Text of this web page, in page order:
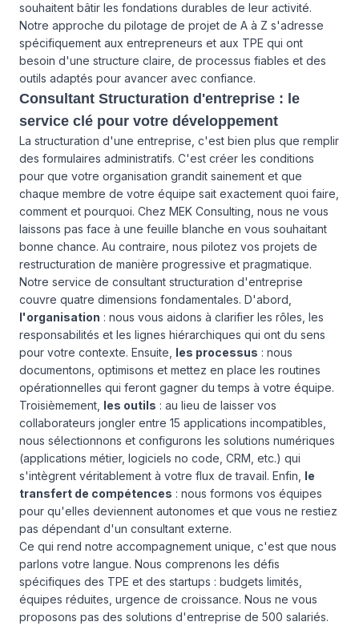
souhaitent bâtir les fondations durables de leur activité.
Notre approche du pilotage de projet de A à Z s'adresse
spécifiquement aux entrepreneurs et aux TPE qui ont
besoin d'une structure claire, de processus fiables et des
outils adaptés pour avancer avec confiance.
Consultant Structuration d'entreprise : le
service clé pour votre développement
La structuration d'une entreprise, c'est bien plus que remplir
des formulaires administratifs. C'est créer les conditions
pour que votre organisation grandit sainement et que
chaque membre de votre équipe sait exactement quoi faire,
comment et pourquoi. Chez MEK Consulting, nous ne vous
laissons pas face à une feuille blanche en vous souhaitant
bonne chance. Au contraire, nous pilotez vos projets de
restructuration de manière progressive et pragmatique.
Notre service de consultant structuration d'entreprise
couvre quatre dimensions fondamentales. D'abord,
l'organisation : nous vous aidons à clarifier les rôles, les
responsabilités et les lignes hiérarchiques qui ont du sens
pour votre contexte. Ensuite, les processus : nous
documentons, optimisons et mettez en place les routines
opérationnelles qui feront gagner du temps à votre équipe.
Troisièmement, les outils : au lieu de laisser vos
collaborateurs jongler entre 15 applications incompatibles,
nous sélectionnons et configurons les solutions numériques
(applications métier, logiciels no code, CRM, etc.) qui
s'intègrent véritablement à votre flux de travail. Enfin, le
transfert de compétences : nous formons vos équipes
pour qu'elles deviennent autonomes et que vous ne restiez
pas dépendant d'un consultant externe.
Ce qui rend notre accompagnement unique, c'est que nous
parlons votre langue. Nous comprenons les défis
spécifiques des TPE et des startups : budgets limités,
équipes réduites, urgence de croissance. Nous ne vous
proposons pas des solutions d'entreprise de 500 salariés.